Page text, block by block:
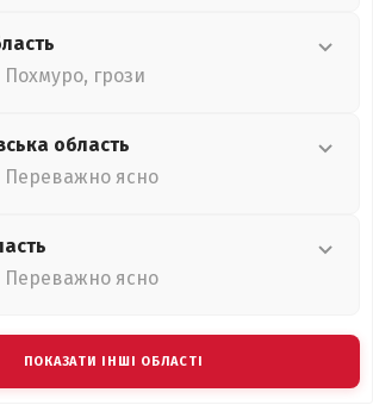
Похмуро, грози
область
Переважно ясно
Переважно ясно
ПОКАЗАТИ ІНШІ ОБЛАСТІ